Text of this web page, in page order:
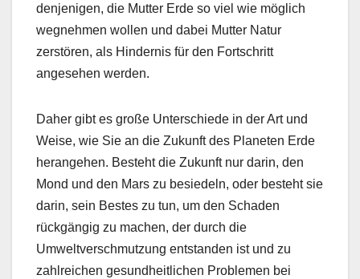
denjenigen, die Mutter Erde so viel wie möglich
wegnehmen wollen und dabei Mutter Natur
zerstören, als Hindernis für den Fortschritt
angesehen werden.
Daher gibt es große Unterschiede in der Art und
Weise, wie Sie an die Zukunft des Planeten Erde
herangehen. Besteht die Zukunft nur darin, den
Mond und den Mars zu besiedeln, oder besteht sie
darin, sein Bestes zu tun, um den Schaden
rückgängig zu machen, der durch die
Umweltverschmutzung entstanden ist und zu
zahlreichen gesundheitlichen Problemen bei